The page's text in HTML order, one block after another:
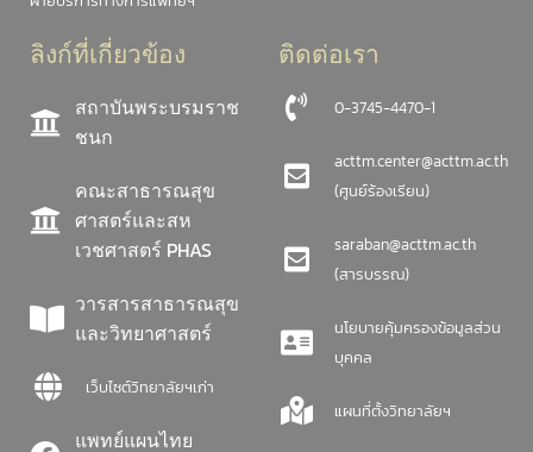
ลิงก์ที่เกี่ยวข้อง
สถาบันพระบรมราช
ชนก
คณะสาธารณสุข
ศาสตร์และสห
เวชศาสตร์ PHAS
วารสารสาธารณสุข
และวิทยาศาสตร์
เว็บไซต์วิทยาลัยฯเก่า
แพทย์แผนไทย
ติดต่อเรา
0-3745-4470-1
acttm.center@acttm.ac.th
(ศูนย์ร้องเรียน)
saraban@acttm.ac.th
(สารบรรณ)
นโยบายคุ้มครองข้อมูลส่วน
บุคคล
แผนที่ตั้งวิทยาลัยฯ